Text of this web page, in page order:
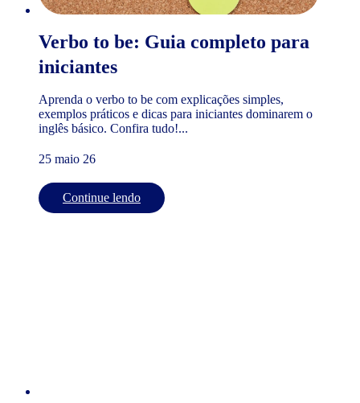
Verbo to be: Guia completo para
iniciantes
Aprenda o verbo to be com explicações simples,
exemplos práticos e dicas para iniciantes dominarem o
inglês básico. Confira tudo!...
25 maio 26
Continue lendo